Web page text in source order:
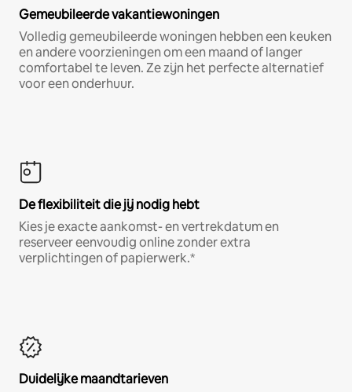
Gemeubileerde vakantiewoningen
Volledig gemeubileerde woningen hebben een keuken
en andere voorzieningen om een maand of langer
comfortabel te leven. Ze zijn het perfecte alternatief
voor een onderhuur.
De flexibiliteit die jij nodig hebt
Kies je exacte aankomst- en vertrekdatum en
reserveer eenvoudig online zonder extra
verplichtingen of papierwerk.*
Duidelijke maandtarieven